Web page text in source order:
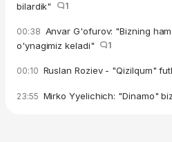
bilardik"
1
00:38 Anvar G'ofurov: "Bizning
o'ynagimiz keladi"
1
00:10 Ruslan Roziev - "Qizilqum"
23:55 Mirko Yyelichich: "Dinamo"